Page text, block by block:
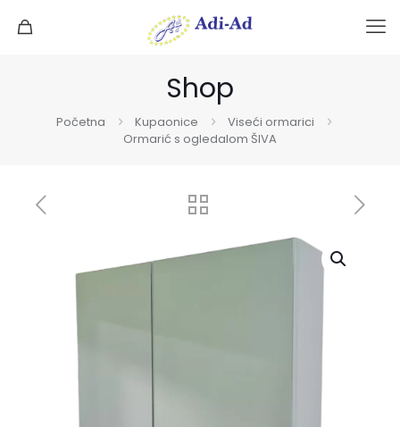
Shop
Početna Kupaonice
Viseći ormarici
Ormarić s ogledalom ŠIVA